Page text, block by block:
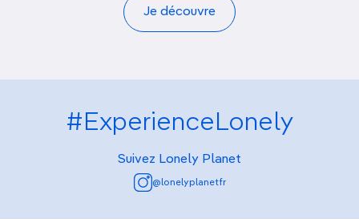
Je découvre
#ExperienceLonely
Suivez Lonely Planet
@lonelyplanetfr